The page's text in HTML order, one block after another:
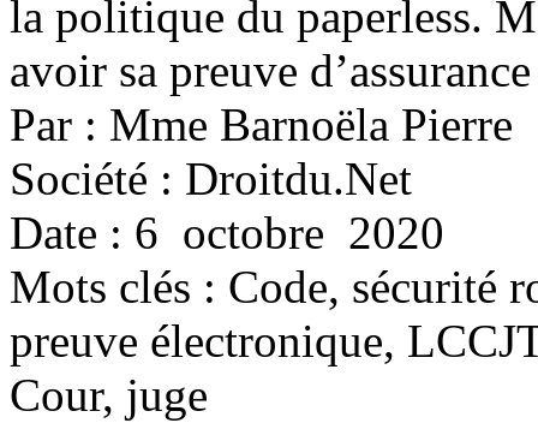
la politique du paperless.
avoir sa preuve
Par : Mme Barnoëla Pierre
Société : Droitdu.Net
Date : 6 octobre 2020
Mots clés : Code, sécurité
preuve électronique,
Cour, juge